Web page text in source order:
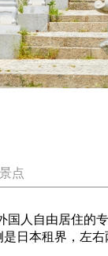
点
人自由居住的
日本租界，左